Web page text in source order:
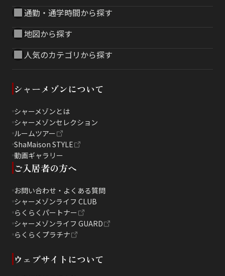
通勤・通学時間から探す
地図から探す
人気のカテゴリから探す
シャーメゾンについて
シャーメゾンとは
シャーメゾンセレクション
ルームツアー
ShaMaison STYLE
動画ギャラリー
ご入居者の方へ
お問い合わせ・よくある質問
シャーメゾンライフ CLUB
らくらくパートナー
シャーメゾンライフ GUARD
らくらくプラチナ
ウェブサイトについて